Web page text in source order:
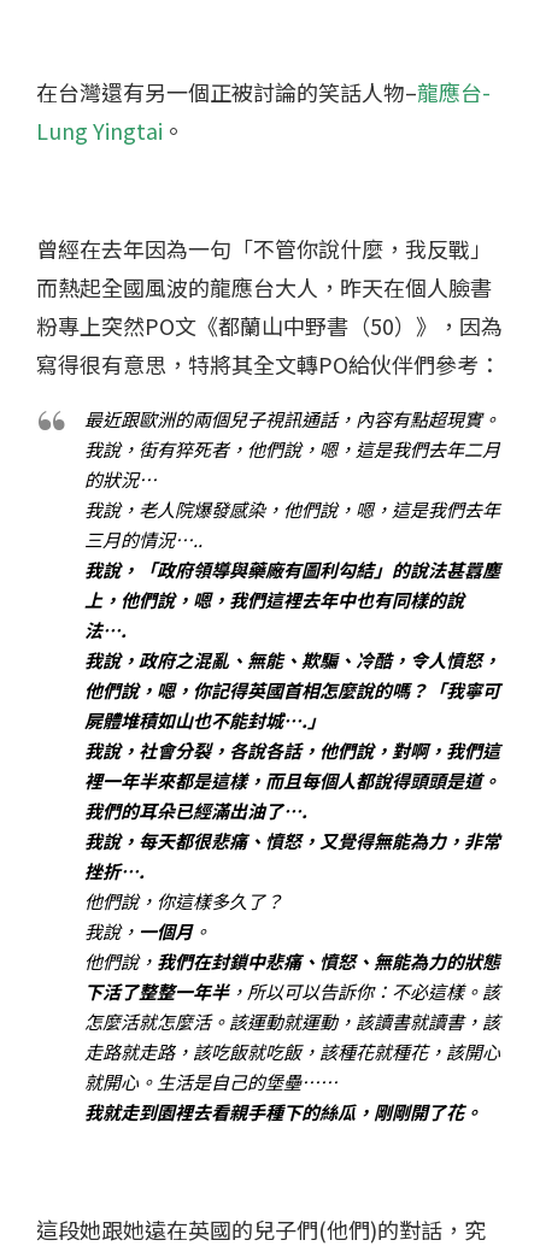
在台灣還有另一個正被討論的笑話人物–龍應台-
Lung Yingtai 。
曾經在去年因為一句「不管你說什麼，我反戰」
而熱起全國風波的龍應台大人，昨天在個人臉書
粉專上突然PO文《都蘭山中野書（50）》，因為
寫得很有意思，特將其全文轉PO給伙伴們參考：
最近跟歐洲的兩個兒子視訊通話，內容有點超現實。
我說，街有猝死者，他們說，嗯，這是我們去年二月
的狀況…
我說，老人院爆發感染，他們說，嗯，這是我們去年
三月的情況…..
我說，「政府領導與藥廠有圖利勾結」的說法甚囂塵
上，他們說，嗯，我們這裡去年中也有同樣的說
法….
我說，政府之混亂、無能、欺騙、冷酷，令人憤怒，
他們說，嗯，你記得英國首相怎麼說的嗎？「我寧可
屍體堆積如山也不能封城….」
我說，社會分裂，各說各話，他們說，對啊，我們這
裡一年半來都是這樣，而且每個人都說得頭頭是道。
我們的耳朵已經滿出油了….
我說，每天都很悲痛、憤怒，又覺得無能為力，非常
挫折….
他們說，你這樣多久了？
我說， 一個月。
他們說， 我們在封鎖中悲痛、憤怒、無能為力的狀態
下活了整整一年半，所以可以告訴你：不必這樣。該
怎麼活就怎麼活。該運動就運動，該讀書就讀書，該
走路就走路，該吃飯就吃飯，該種花就種花，該開心
就開心。生活是自己的堡壘……
我就走到園裡去看親手種下的絲瓜，剛剛開了花。
這段她跟她遠在英國的兒子們(他們)的對話，究